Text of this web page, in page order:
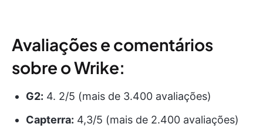
Avaliações e comentários
sobre o Wrike:
G2: 4. 2/5 (mais de 3.400 avaliações)
Capterra: 4,3/5 (mais de 2.400 avaliações)